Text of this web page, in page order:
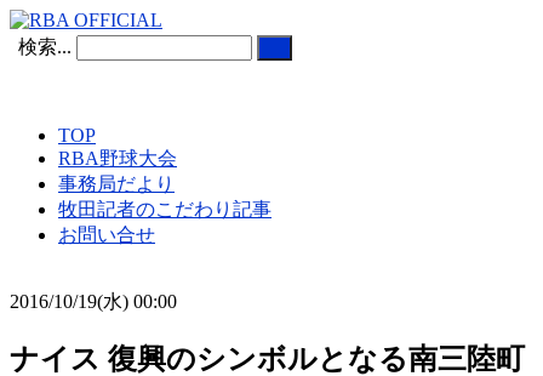
検索...
TOP
RBA野球大会
事務局だより
牧田記者のこだわり記事
お問い合せ
2016/10/19(水) 00:00
ナイス 復興のシンボルとなる南三陸町